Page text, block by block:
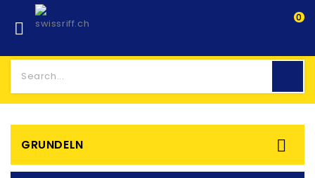

0
GRUNDELN 